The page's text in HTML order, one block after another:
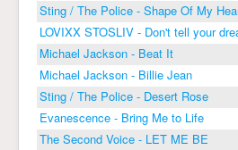
Sting / The Police - Shape Of My
LOVIXX STOSLIV - Don't tell your
Michael Jackson - Beat It
Michael Jackson - Billie Jean
Sting / The Police - Desert Rose
Evanescence - Bring Me to Life
The Second Voice - LET ME BE